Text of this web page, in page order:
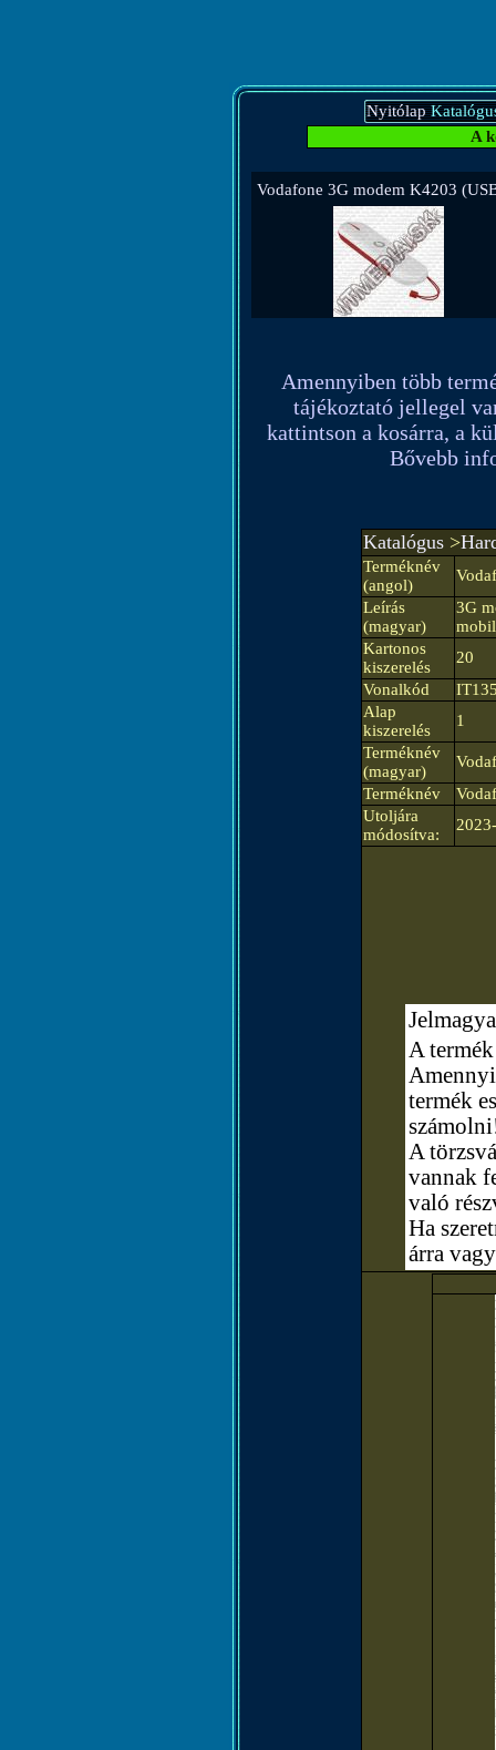
Nyitólap
A
Vodafone 3G modem K4203
Amennyiben több
tájékoztató jellegel
kattintson a kosárra, a
Bővebb
Katalógus >
Terméknév
(angol)
Leírás
(magyar)
3G
Kartonos
kiszerelés
20
Vonalkód
Alap
kiszerelés
1
Terméknév
(magyar)
Terméknév
Utoljára
módosítva:
A
termék
A
vannak
való
Ha
árra